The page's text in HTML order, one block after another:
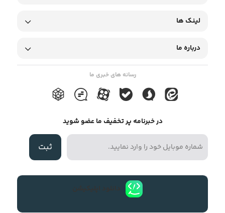
لینک ها
درباره ما
رسانه های خبری ما
در خبرنامه پر تخفیف ما عضو شوید
ثبت